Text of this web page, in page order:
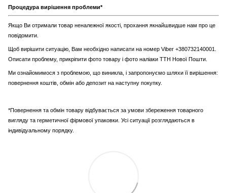
Процедура вирішення проблеми*
Якщо Ви отримали товар неналежної якості, прохання якнайшвидше нам про це
повідомити.
Щоб вирішити ситуацію, Вам необхідно написати на номер Viber +380732140001.
Описати проблему, прикріпити фото товару і фото наліаки ТТН Нової Пошти.
Ми ознайомимося з проблемою, що виникла, і запропонуємо шляхи її вирішення:
повернення коштів, обмін або депозит на наступну покупку.
*Повернення та обмін товару відбувається за умови збереження товарного
вигляду та герметичної фірмової упаковки. Усі ситуації розглядаються в
індивідуальному порядку.